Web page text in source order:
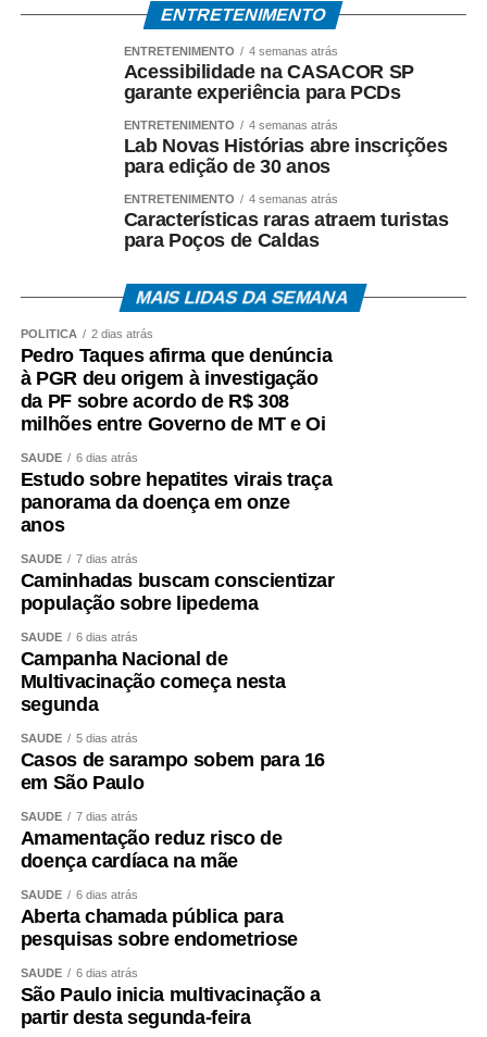
COMENTE ABAIXO:
WhatsApp
Facebook
Twitter
Messenger
LinkedIn
Share
ENTRETENIMENTO
ENTRETENIMENTO 4 semanas atrás
Acessibilidade na CASACOR SP
garante experiência para PCDs
ENTRETENIMENTO 4 semanas atrás
Lab Novas Histórias abre inscrições
para edição de 30 anos
ENTRETENIMENTO 4 semanas atrás
Características raras atraem turistas
para Poços de Caldas
MAIS LIDAS DA SEMANA
POLÍTICA 2 dias atrás
Pedro Taques afirma que denúncia
à PGR deu origem à investigação
da PF sobre acordo de R$ 308
milhões entre Governo de MT e Oi
SAÚDE 6 dias atrás
Estudo sobre hepatites virais traça
panorama da doença em onze
anos
SAÚDE 7 dias atrás
Caminhadas buscam conscientizar
população sobre lipedema
SAÚDE 6 dias atrás
Campanha Nacional de
Multivacinação começa nesta
segunda
SAÚDE 5 dias atrás
Casos de sarampo sobem para 16
em São Paulo
SAÚDE 7 dias atrás
Amamentação reduz risco de
doença cardíaca na mãe
SAÚDE 6 dias atrás
Aberta chamada pública para
pesquisas sobre endometriose
SAÚDE 6 dias atrás
São Paulo inicia multivacinação a
partir desta segunda-feira